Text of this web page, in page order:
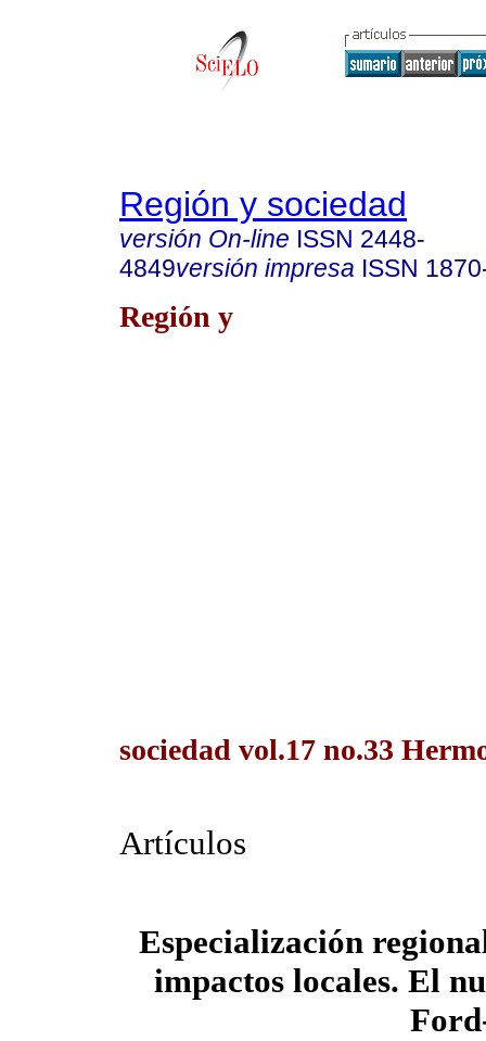
Región y sociedad
versión On-line ISSN 2448-
4849versión impresa ISSN
Región y
sociedad vol.17 no.33
Artículos
Especialización
impactos locales. El